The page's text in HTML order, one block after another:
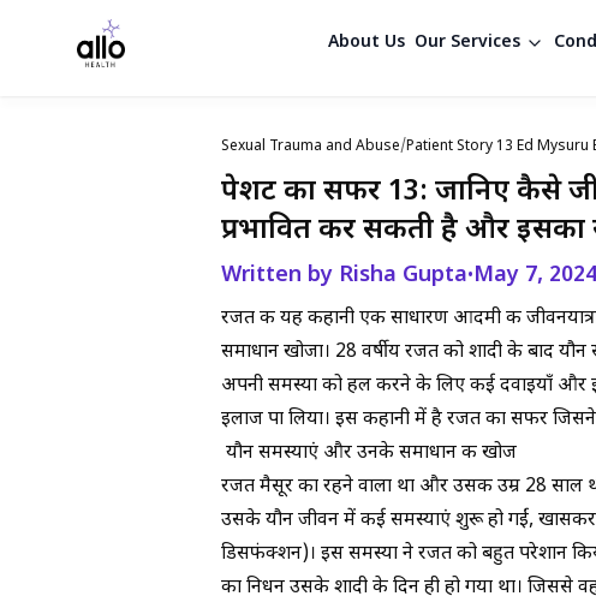
About Us Our Services
Sexual Trauma and Abuse/Patient Story 13 Ed Mysuru
पेशेंट का सफर 13: जानिए कैसे
प्रभावित कर सकती है और इसका
Written by Risha Gupta•May 7, 2024
रजत की यह कहानी एक साधारण आदमी की
समाधान खोजा। 28 वर्षीय रजत को शादी के बाद
अपनी समस्या को हल करने के लिए कई दवाइयाँ
इलाज पा लिया। इस कहानी में है रजत का सफर
यौन समस्याएं और उनके समाधान की खोज
रजत मैसूर का रहने वाला था और उसकी उम्र 28 साल
उसके यौन जीवन में कई समस्याएं शुरू हो गईं,
डिसफंक्शन)। इस समस्या ने रजत को बहुत परेशान
का निधन उसके शादी के दिन ही हो गया था। जिससे